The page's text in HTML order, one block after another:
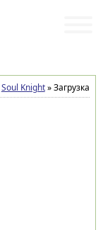
Soul Knight»Загрузка